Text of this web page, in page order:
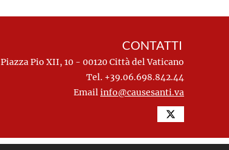
CONTATTI
Piazza Pio XII, 10 - 00120 Città del Vaticano
Tel. +39.06.698.842.44
Email info@causesanti.va